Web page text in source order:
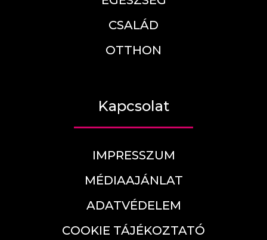
CSALÁD
OTTHON
Kapcsolat
IMPRESSZUM
MÉDIAAJÁNLAT
ADATVÉDELEM
COOKIE TÁJÉKOZTATÓ